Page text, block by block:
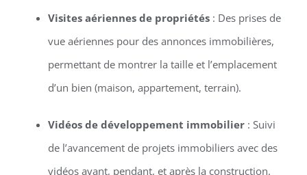
Visites aériennes de propriétés: Des prises de
vue aériennes pour des annonces immobilières,
permettant de montrer la taille et l’emplacement
d’un bien (maison, appartement, terrain).
Vidéos de développement immobilier: Suivi
de l’avancement de projets immobiliers avec des
vidéos avant, pendant, et après la construction.